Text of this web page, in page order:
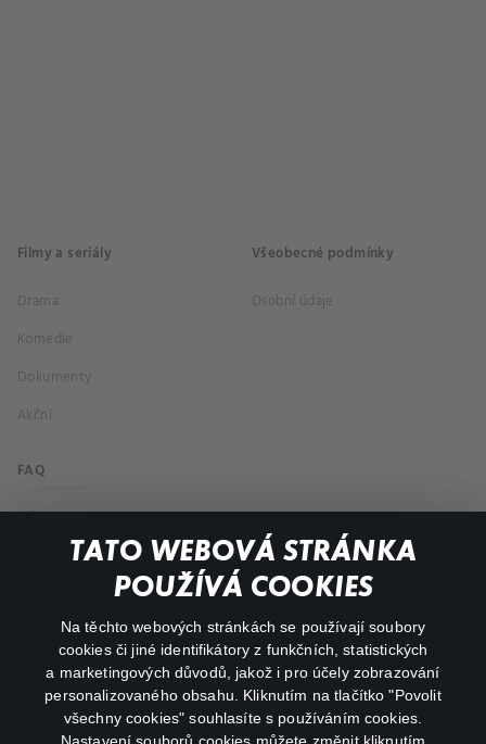
TATO WEBOVÁ STRÁNKA
POUŽÍVÁ COOKIES
Na těchto webových stránkách se používají soubory
cookies či jiné identifikátory z funkčních, statistických
a marketingových důvodů, jakož i pro účely zobrazování
personalizovaného obsahu. Kliknutím na tlačítko "Povolit
všechny cookies" souhlasíte s používáním cookies.
Filmy a seriály
Drama
Komedie
Dokumenty
Akční
Všeobecné podmínky
Osobní údaje
FAQ
Můj účet
Důležité odkazy
facebookinstagram
youtube